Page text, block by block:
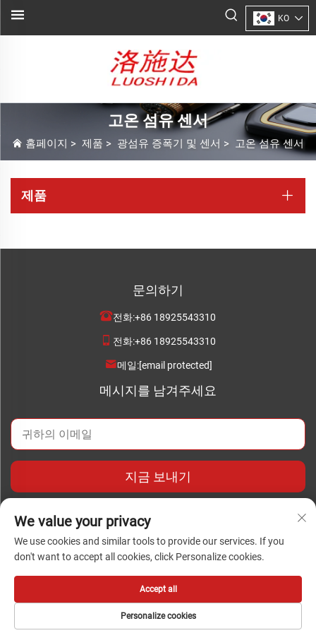
KO
고온 섬유 센서
홈페이지 > 제품 > 광섬유 증폭기 및 센서 > 고온 섬유 센서
제품
문의하기
전화:+86 18925543310
전화:+86 18925543310
메일:[email protected]
메시지를 남겨주세요
지금 보내기
Ltd. 모든 권리 보유
We value your privacy
We use cookies and similar tools to provide our services. If you
don't want to accept all cookies, click Personalize cookies.
Personalize cookies
Accept all